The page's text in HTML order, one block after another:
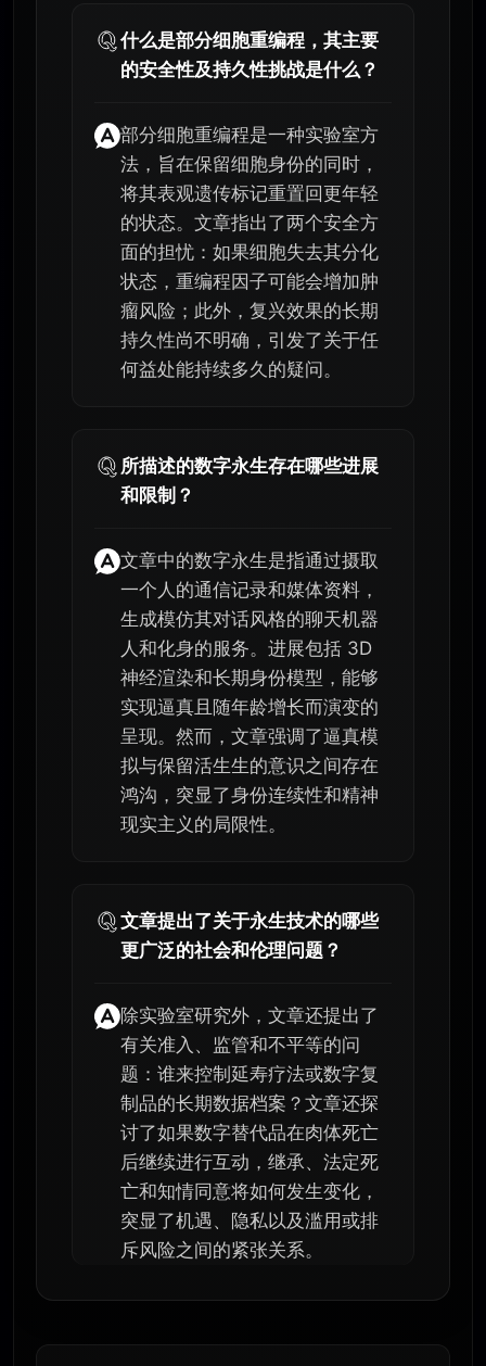
什么是部分细胞重编程，其主要
的安全性及持久性挑战是什么？
部分细胞重编程是一种实验室方
法，旨在保留细胞身份的同时，
将其表观遗传标记重置回更年轻
的状态。文章指出了两个安全方
面的担忧：如果细胞失去其分化
状态，重编程因子可能会增加肿
瘤风险；此外，复兴效果的长期
持久性尚不明确，引发了关于任
何益处能持续多久的疑问。
所描述的数字永生存在哪些进展
和限制？
文章中的数字永生是指通过摄取
一个人的通信记录和媒体资料，
生成模仿其对话风格的聊天机器
人和化身的服务。进展包括 3D
神经渲染和长期身份模型，能够
实现逼真且随年龄增长而演变的
呈现。然而，文章强调了逼真模
拟与保留活生生的意识之间存在
鸿沟，突显了身份连续性和精神
现实主义的局限性。
文章提出了关于永生技术的哪些
更广泛的社会和伦理问题？
除实验室研究外，文章还提出了
有关准入、监管和不平等的问
题：谁来控制延寿疗法或数字复
制品的长期数据档案？文章还探
讨了如果数字替代品在肉体死亡
后继续进行互动，继承、法定死
亡和知情同意将如何发生变化，
突显了机遇、隐私以及滥用或排
斥风险之间的紧张关系。